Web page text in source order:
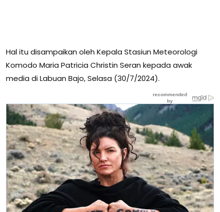
Hal itu disampaikan oleh Kepala Stasiun Meteorologi
Komodo Maria Patricia Christin Seran kepada awak
media di Labuan Bajo, Selasa (30/7/2024).